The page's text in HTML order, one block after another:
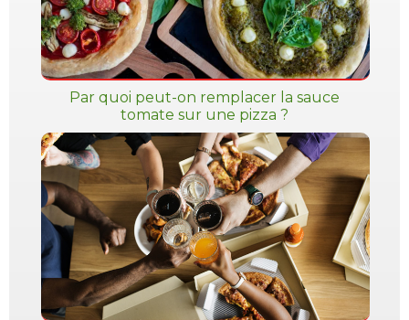
Par quoi peut-on remplacer la sauce
tomate sur une pizza ?